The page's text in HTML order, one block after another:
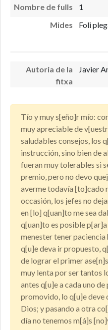
Nombre de fulls
1
Mides
Foli
Autoria de la
fitxa
Javier
Tío y muy s[eño]r mío:
muy apreciable de
saludables consejos, los
instrucción, sino bien de
fueran muy tolerables si
premio, pero no devo
averme todavía [to]cado
occasión, los jefes no
en [lo] q[uan]to me sea
q[uan]to es posible
menester tener paciencia
q[u]e deva ir propuesto,
de lograr el primer
muy lenta por ser tantos
antes q[u]e a cada uno
promovido, lo q[u]e deve
Dios; y pasando a otra
día no tenemos m[á]s